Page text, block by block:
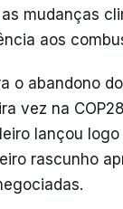
mudanças
aos
o abandono
vez na
lançou
rascunho